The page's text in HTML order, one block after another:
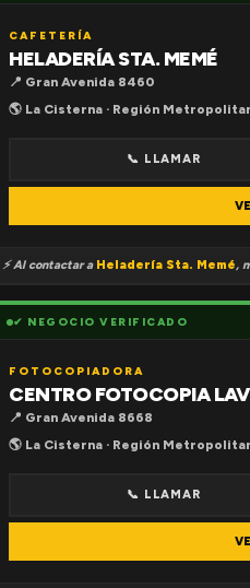
CAFETERÍA
HELADERÍA STA. MEMÉ
📍 Gran Avenida 8460
🌎 La Cisterna · Región
📞 LLAMAR
⚡ Al contactar a Heladería Sta. Memé,
✔ NEGOCIO VERIFICADO
FOTOCOPIADORA
CENTRO FOTOCOPIA
📍 Gran Avenida 8668
🌎 La Cisterna · Región
📞 LLAMAR